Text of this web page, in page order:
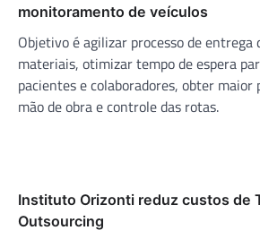
monitoramento de veículos
Objetivo é agilizar processo de entrega
materiais, otimizar tempo de espera
pacientes e colaboradores, obter maior
mão de obra e controle das rotas.
Instituto Orizonti reduz custos de
Outsourcing